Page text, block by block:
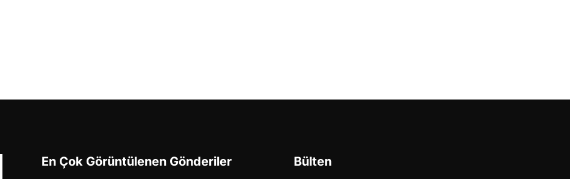
En Çok Görüntülenen Gönderiler Bülten